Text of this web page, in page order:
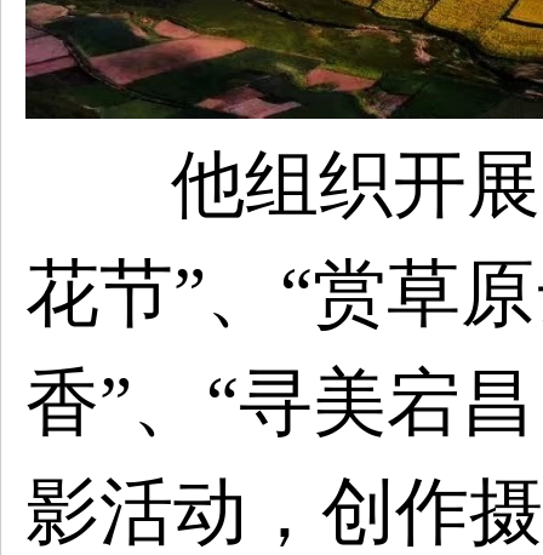
他组织开
花节”、 “赏草
香”、 “寻美宕
影活动，创作